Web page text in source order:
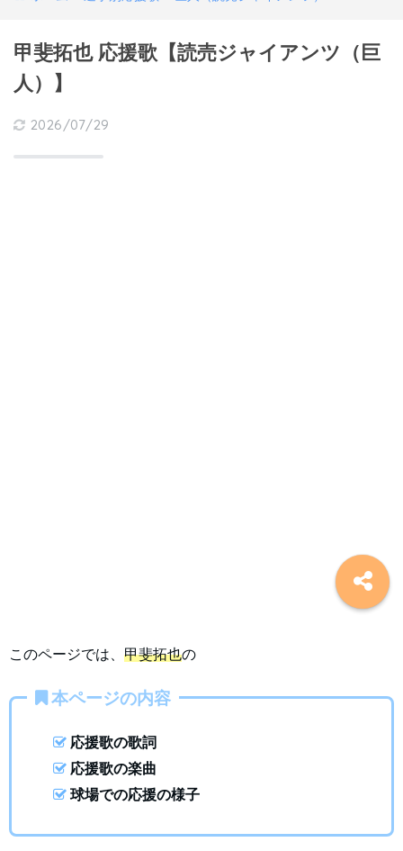
甲斐拓也 応援歌【読売ジャイアンツ（巨
人）】
2026/07/29
このページでは、 甲斐拓也の
本ページの内容
応援歌の歌詞
応援歌の楽曲
球場での応援の様子